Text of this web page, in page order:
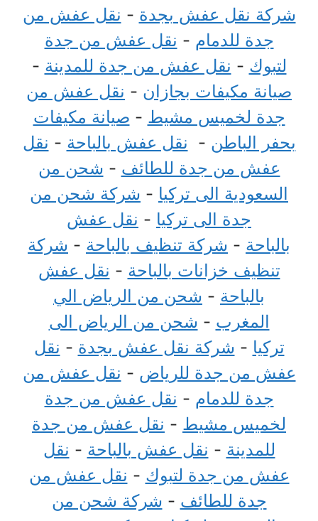
شركة نقل عفش بجدة - نقل عفش من
جدة للدمام - نقل عفش من جدة
لتبوك - نقل عفش من جدة للمدينة -
صيانة مكيفات بجازان - نقل عفش من
جدة لخميس مشيط - صيانة مكيفات
بحفر الباطن - نقل عفش بالباحة - نقل
عفش من جدة للطائف - شحن من
السعودية الى تركيا - شركة شحن من
جدة الى تركيا - نقل عفش
بالباحة - شركة تنظيف بالباحة - شركة
تنظيف خزانات بالباحة - نقل عفش
بالباحة - شحن من الرياض الي
المغرب - شحن من الرياض الى
تركيا - شركة نقل عفش بجدة - نقل
عفش من جدة للرياض - نقل عفش من
جدة للدمام - نقل عفش من جدة
لخميس مشيط - نقل عفش من جدة
للمدينة - نقل عفش بالباحة - نقل
عفش من جدة لتبوك - نقل عفش من
جدة للطائف - شركة شحن من